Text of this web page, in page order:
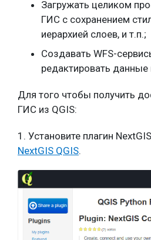
Загружать целиком
ГИС с сохранением
иерархией слоев, и т.п.;
Создавать WFS-
редактировать
Для того чтобы получить
ГИС из QGIS:
1. Установите плагин
NextGIS QGIS.